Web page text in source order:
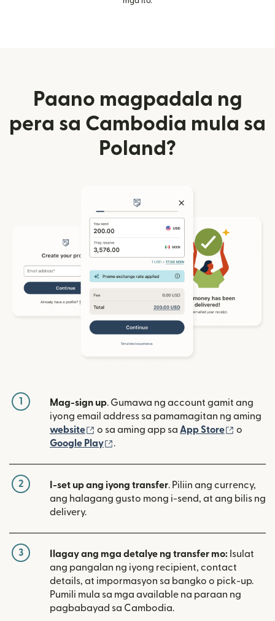
Paano magpadala ng
pera sa Cambodia mula sa
Poland?
1 Mag-sign up. Gumawa ng account gamit ang
iyong email address sa pamamagitan ng aming
website
(bubukas sa bagong window)
o sa aming app sa App Store
o
Google Play
.
2 I-set up ang iyong transfer. Piliin ang currency,
ang halagang gusto mong i-send, at ang bilis ng
delivery.
3 Ilagay ang mga detalye ng transfer mo: Isulat
ang pangalan ng iyong recipient, contact
details, at impormasyon sa bangko o pick-up.
Pumili mula sa mga available na paraan ng
pagbabayad sa Cambodia.